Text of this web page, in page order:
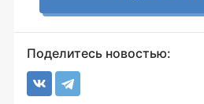
Поделитесь новостью: